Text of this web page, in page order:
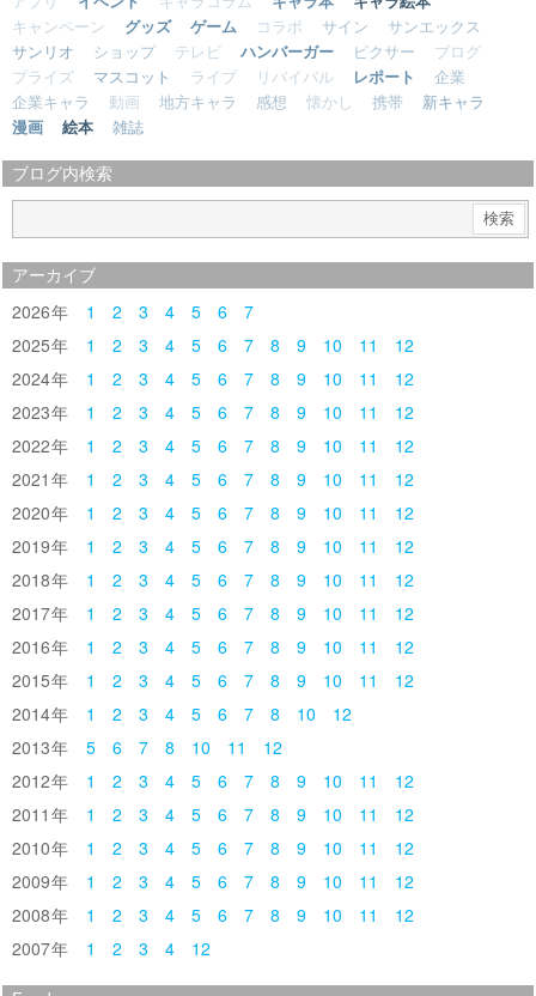
キャンペーン
グッズ ゲーム コラボ サイン
サンエックス
サンリオ
ショップ テレビ ハンバーガー ピクサー
ブログ
プライズ
マスコット ライブ リバイバル レポート
企業
企業キャラ
動画 地方キャラ 感想 懐かし 携帯
新キャラ
漫画
絵本 雑誌
ブログ内検索
アーカイブ
2026 1 2 3 4 5 6
7
2025
1 2 3 4 5 6 7 8 9 10 11
12
2024
1 2 3 4 5 6 7 8 9 10 11
12
2023
1 2 3 4 5 6 7 8 9 10 11
12
2022
1 2 3 4 5 6 7 8 9 10 11
12
2021
1 2 3 4 5 6 7 8 9 10 11
12
2020
1 2 3 4 5 6 7 8 9 10 11
12
2019
1 2 3 4 5 6 7 8 9 10 11
12
2018
1 2 3 4 5 6 7 8 9 10 11
12
2017
1 2 3 4 5 6 7 8 9 10 11
12
2016
1 2 3 4 5 6 7 8 9 10 11
12
2015
1 2 3 4 5 6 7 8 9 10 11
12
2014
1 2 3 4 5 6 7 8 10
12
2013
5 6 7 8 10 11
12
2012
1 2 3 4 5 6 7 8 9 10 11
12
2011
1 2 3 4 5 6 7 8 9 10 11
12
2010
1 2 3 4 5 6 7 8 9 10 11
12
2009
1 2 3 4 5 6 7 8 9 10 11
12
2008
1 2 3 4 5 6 7 8 9 10 11
12
2007
1 2 3 4 12